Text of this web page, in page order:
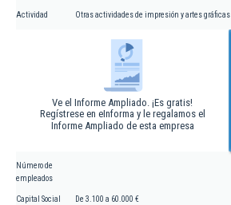
Actividad Otras actividades de impresión y artes gráficas
Ve el Informe Ampliado. ¡Es gratis!
Regístrese en eInforma y le regalamos el
Informe Ampliado de esta empresa
Número de
empleados
Capital Social De 3.100 a 60.000 €